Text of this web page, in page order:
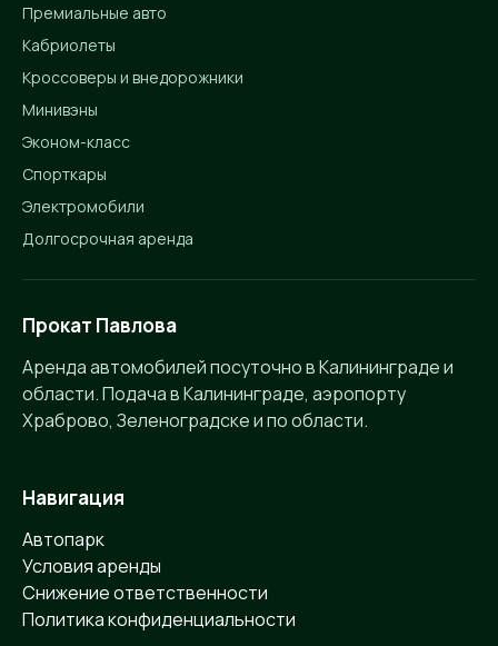
Премиальные авто
Кабриолеты
Кроссоверы и внедорожники
Минивэны
Эконом-класс
Спорткары
Электромобили
Долгосрочная аренда
Прокат Павлова
Аренда автомобилей посуточно в Калининграде и
области. Подача в Калининграде, аэропорту
Храброво, Зеленоградске и по области.
Навигация
Автопарк
Условия аренды
Снижение ответственности
Политика конфиденциальности